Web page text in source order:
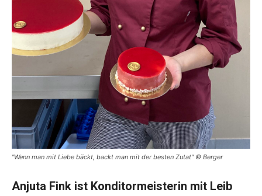
"Wenn man mit Liebe bäckt, backt man mit der besten Zutat" © Berger
Anjuta Fink ist Konditormeisterin mit Leib